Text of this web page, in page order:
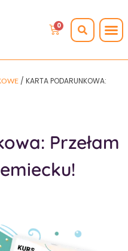
0
/ KARTA PODARUNKOWA:
Przełam